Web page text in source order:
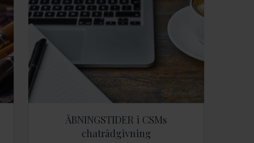
ÅBNINGSTIDER i CSMs
chatrådgivning